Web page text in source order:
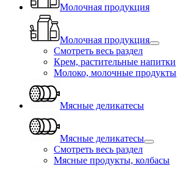
Молочная продукция
Молочная продукция
Смотреть весь раздел
Крем, растительные напитки
Молоко, молочные продукты
Мясные деликатесы
Мясные деликатесы
Смотреть весь раздел
Мясные продукты, колбасы